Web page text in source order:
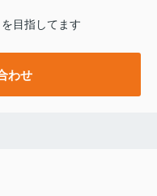
目指してます
わせ